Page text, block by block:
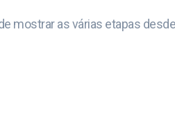
mostrar as várias etapas